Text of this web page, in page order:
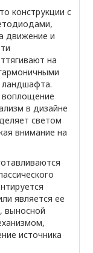
конструкции с
движение и
на
ландшафта.
в дизайне
светом
внимание на
является ее
выносной
источника